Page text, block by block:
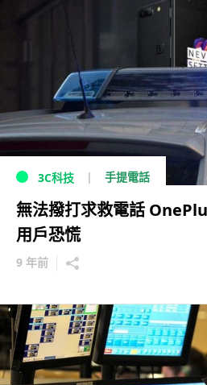
3C科技 手提電話
無法撥打求救電話
用戶恐慌
9 年前